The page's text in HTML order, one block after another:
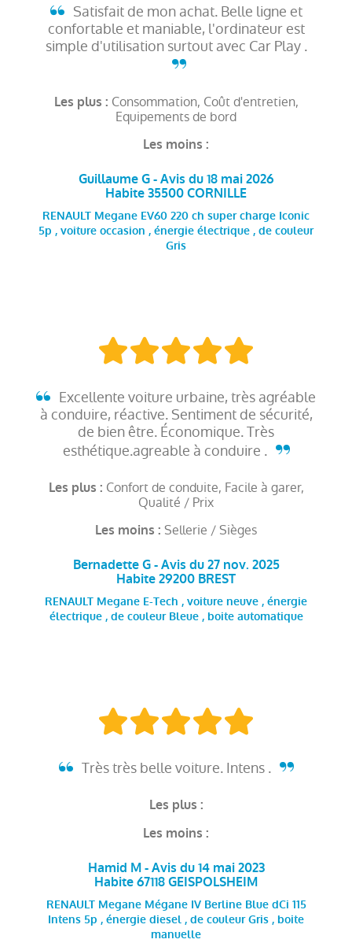
Satisfait de mon achat. Belle ligne et
confortable et maniable, l'ordinateur est
simple d'utilisation surtout avec Car Play .
Les plus : Consommation, Coût d'entretien,
Equipements de bord
Les moins :
Guillaume G - Avis du 18 mai 2026
Habite 35500 CORNILLE
RENAULT Megane EV60 220 ch super charge Iconic
5p , voiture occasion , énergie électrique , de couleur
Gris
Excellente voiture urbaine, très agréable
à conduire, réactive. Sentiment de sécurité,
de bien être. Économique. Très
esthétique.agreable à conduire .
Les plus : Confort de conduite, Facile à garer,
Qualité / Prix
Les moins : Sellerie / Sièges
Bernadette G - Avis du 27 nov. 2025
Habite 29200 BREST
RENAULT Megane E-Tech , voiture neuve , énergie
électrique , de couleur Bleue , boite automatique
Très très belle voiture. Intens .
Les plus :
Les moins :
Hamid M - Avis du 14 mai 2023
Habite 67118 GEISPOLSHEIM
RENAULT Megane Mégane IV Berline Blue dCi 115
Intens 5p , énergie diesel , de couleur Gris , boite
manuelle